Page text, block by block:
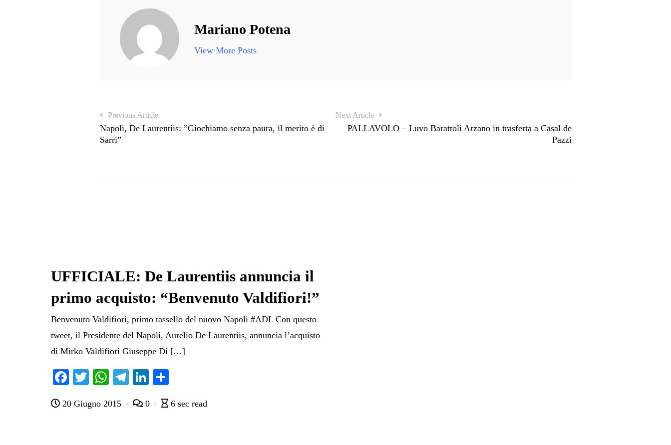
Mariano Potena
View More Posts
Previous Article
Napoli, De Laurentiis: ”Giochiamo senza paura, il merito è di
Sarri”
Next Article
PALLAVOLO – Luvo Barattoli Arzano in trasferta a Casal de
Pazzi
UFFICIALE: De Laurentiis annuncia il
primo acquisto: “Benvenuto Valdifiori!”
Benvenuto Valdifiori, primo tassello del nuovo Napoli #ADL Con questo
tweet, il Presidente del Napoli, Aurelio De Laurentiis, annuncia l’acquisto
di Mirko Valdifiori Giuseppe Di […]
Fa
bo
T
tte
W
ts
Te
gr
Li
ed di
20 Giugno 2015 0 6 sec read